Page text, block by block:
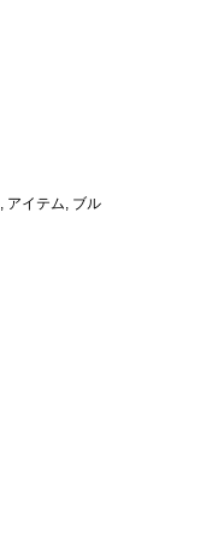
アイテム ブル